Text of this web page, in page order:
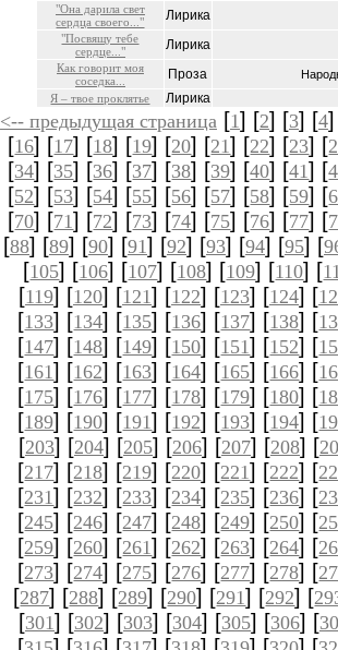
"Она дарила свет
сердца своего..."
Лирика
"Посвящу тебе
сердце..."
Лирика
Как говорит моя
соседка...
Проза
Я – твое проклятье
Лирика
<-- предыдущая страница [1] [2] [3] [4
[16] [17] [18] [19] [20] [21] [22] [23] [
[34] [35] [36] [37] [38] [39] [40] [41] [
[52] [53] [54] [55] [56] [57] [58] [59] [
[70] [71] [72] [73] [74] [75] [76] [77] [
[88] [89] [90] [91] [92] [93] [94] [95] [
[105] [106] [107] [108] [109] [110] [
[119] [120] [121] [122] [123] [124] [
[133] [134] [135] [136] [137] [138] [
[147] [148] [149] [150] [151] [152] [
[161] [162] [163] [164] [165] [166] [
[175] [176] [177] [178] [179] [180] [
[189] [190] [191] [192] [193] [194] [
[203] [204] [205] [206] [207] [208] [
[217] [218] [219] [220] [221] [222] [
[231] [232] [233] [234] [235] [236] [
[245] [246] [247] [248] [249] [250] [
[259] [260] [261] [262] [263] [264] [
[273] [274] [275] [276] [277] [278] [
[287] [288] [289] [290] [291] [292] [
[301] [302] [303] [304] [305] [306] [